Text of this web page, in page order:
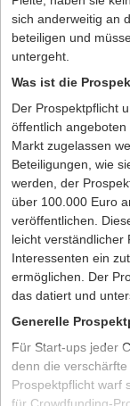
sich anderweitig an
beteiligen und
untergeht.
Was ist die
Der Prospektpflicht
öffentlich
Markt zugelassen
Beteiligungen, wie
werden, der
über 100.000 Euro
veröffentlichen.
leicht verständlicher
Interessenten ein
ermöglichen. Der
das datiert und
Generelle
Für Start-ups jeder
denn die
Prospektpflicht warf